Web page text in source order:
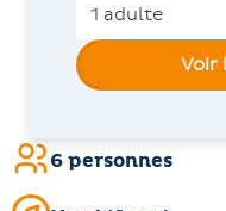
6 personnes
Voir